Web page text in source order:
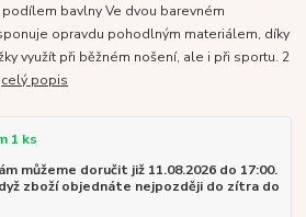
bavlny Ve dvou barevném
opravdu pohodlným materiálem, díky
využít při běžném nošení, ale i při sportu. 2
celý popis
1 ks
můžeme doručit již 11.08.2026 do 17:00.
zboží objednáte nejpozději do zítra do